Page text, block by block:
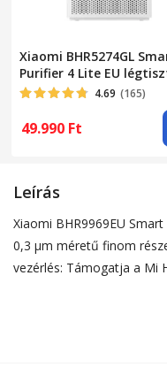
Xiaomi BHR5274GL
Purifier 4 Lite EU
légáramlás 360 m3/h, Mi
Home, LED kijelző,
4.69 (165)
49.990 Ft
Leírás
Xiaomi BHR9969EU
0,3 μm méretű finom
vezérlés: Támogatja a Mi